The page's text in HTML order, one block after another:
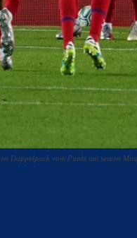
Doppelpack vom Punkt mit seinen